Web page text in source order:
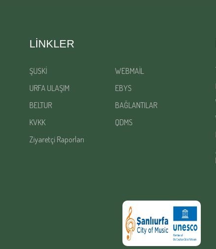
LINKLER
ŞUSKİ
WEBMAİL
URFA ULAŞIM
EBYS
BELTUR
BAĞLANTILAR
KVKK
QDMS
Ziyaretçi Raporları